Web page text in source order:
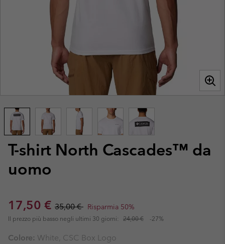
T-shirt North Cascades™ da
uomo
Sale price:
17,50 € Regular price:
35,00 € Risparmia 50%
Il prezzo più basso negli ultimi 30 giorni: 24,00 € -27%
Colore: White, CSC Box Logo